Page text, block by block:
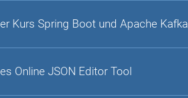
Kurs Spring Boot und Apache Kafka
Online JSON Editor Tool